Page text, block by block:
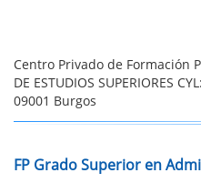
Centro Privado de Formación
DE ESTUDIOS SUPERIORES
09001 Burgos
FP Grado Superior en